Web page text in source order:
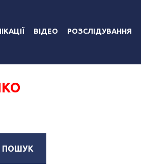
ВІДЕО РОЗСЛІДУВАННЯ
ПОШУК